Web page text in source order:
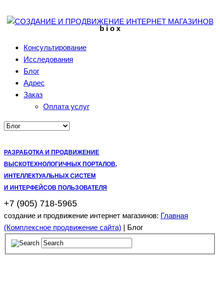
b i o x
Консультирование
Исследования
Блог
Адрес
Заказ
Оплата услуг
РАЗРАБОТКА И ПРОДВИЖЕНИЕ
ВЫСКОТЕХНОЛОГИЧНЫХ ПОРТАЛОВ,
ИНТЕЛЛЕКТУАЛЬНЫХ СИСТЕМ
И ИНТЕРФЕЙСОВ ПОЛЬЗОВАТЕЛЯ
+7 (905) 718-5965
создание и продвижение интернет магазинов: Главная
(Комплексное продвижение сайта) | Блог